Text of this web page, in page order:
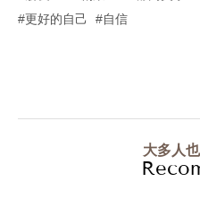
更好的自己
自信
大多人